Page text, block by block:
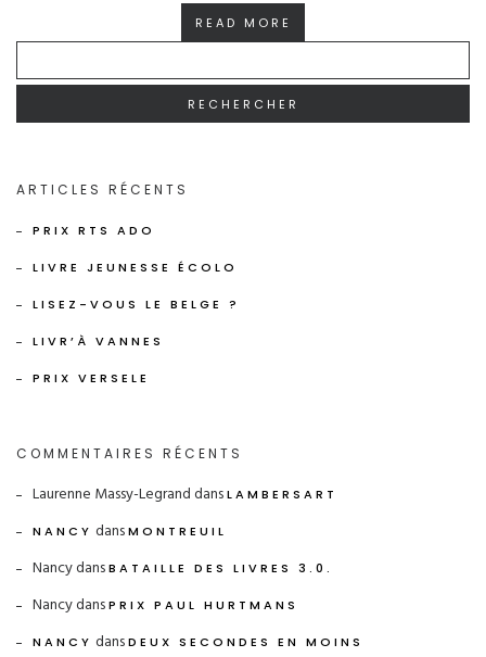
READ MORE
RECHERCHER :
ARTICLES RÉCENTS
PRIX RTS ADO
LIVRE JEUNESSE ÉCOLO
LISEZ-VOUS LE BELGE ?
LIVR’À VANNES
PRIX VERSELE
COMMENTAIRES RÉCENTS
Laurenne Massy-LegranddansLAMBERSART
NANCY dansMONTREUIL
NancydansBATAILLE DES LIVRES 3.0.
NancydansPRIX PAUL HURTMANS
NANCY dansDEUX SECONDES EN MOINS